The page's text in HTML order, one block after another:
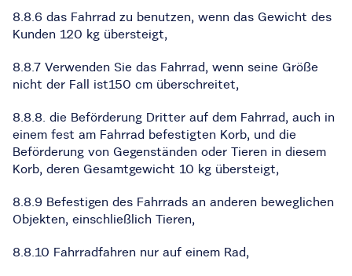
8.8.6 das Fahrrad zu benutzen, wenn das Gewicht des
Kunden 120 kg übersteigt,
8.8.7 Verwenden Sie das Fahrrad, wenn seine Größe
nicht der Fall ist150 cm überschreitet,
8.8.8. die Beförderung Dritter auf dem Fahrrad, auch in
einem fest am Fahrrad befestigten Korb, und die
Beförderung von Gegenständen oder Tieren in diesem
Korb, deren Gesamtgewicht 10 kg übersteigt,
8.8.9 Befestigen des Fahrrads an anderen beweglichen
Objekten, einschließlich Tieren,
8.8.10 Fahrradfahren nur auf einem Rad,